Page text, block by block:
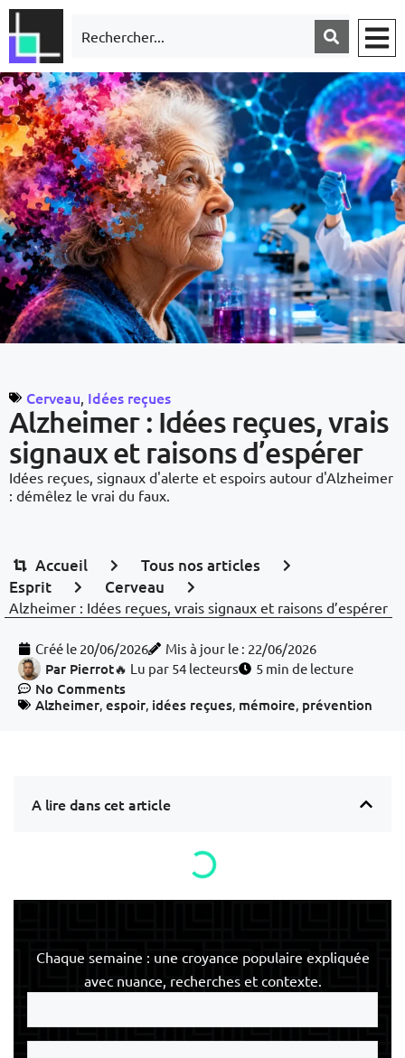
Alzheimer : Idées reçues, vrais
signaux et raisons d’espérer
Cerveau, Idées reçues
Idées reçues, signaux d'alerte et espoirs autour d'Alzheimer
: démêlez le vrai du faux.
Accueil
Tous nos articles
Esprit
Cerveau
Alzheimer : Idées reçues, vrais signaux et raisons d’espérer
Créé le 20/06/2026 Mis à jour le : 22/06/2026
Par Pierrot🔥 Lu par 54 lecteurs 5 min de lecture
No Comments
Alzheimer, espoir, idées reçues, mémoire, prévention
A lire dans cet article
Chaque semaine : une croyance populaire expliquée
avec nuance, recherches et contexte.
Votre
mail
Votre